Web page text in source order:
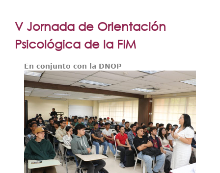
Principal
Departamentos
Oferta Académica
Escuela Aviación
Secretarías
Investigación+D+i
Servicios
está
aquí
V Jornada de Orientación
Psicológica de la FIM
En conjunto con la DNOP